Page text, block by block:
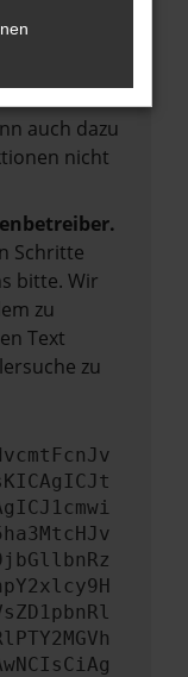
Stand
nur ein
auch dazu
nicht
Schritte
bitte. Wir
zu
Text
zu